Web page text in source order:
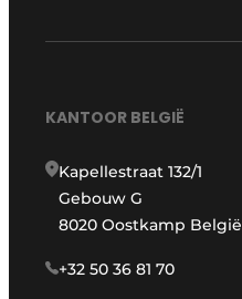
KANTOOR BELGIË
Kapellestraat 132/1
Gebouw G
8020 Oostkamp België
+32 50 36 81 70